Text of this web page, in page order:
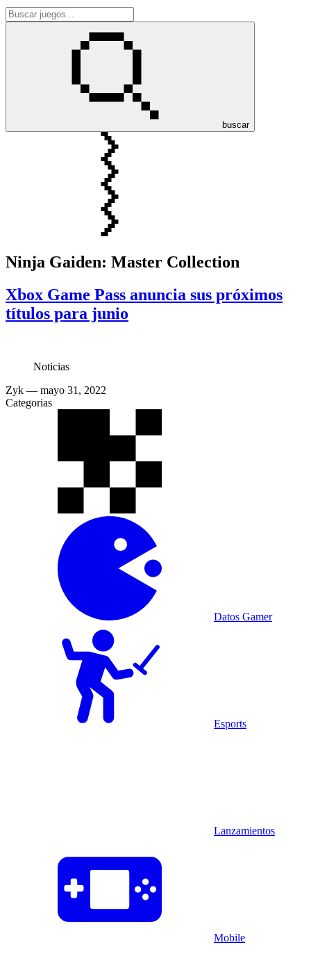
buscar
Ninja Gaiden: Master Collection
Xbox Game Pass anuncia sus próximos
títulos para junio
Noticias
Zyk — mayo 31, 2022
Categorias
Datos Gamer
Esports
Lanzamientos
Mobile